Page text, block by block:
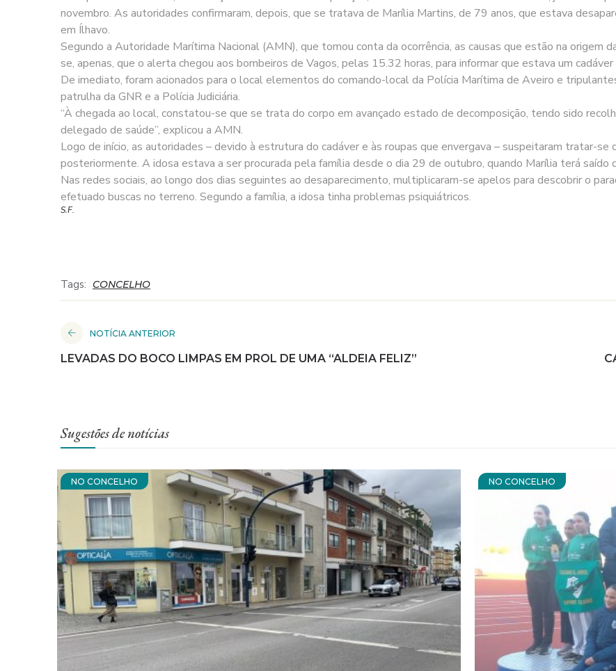
novembro. As autoridades confirmaram, depois, que se tratava de Marília Martins, de 79 anos, que estava
em Ílhavo.
Segundo a Autoridade Marítima Nacional (AMN), que tomou conta da ocorrência, as causas que estão na origem
se, apenas, que o alerta chegou aos bombeiros de Vagos, pelas 15.32 horas, para informar que estava um
De imediato, foram acionados para o local elementos do comando-local da Polícia Marítima de Aveiro e
patrulha da GNR e a Polícia Judiciária.
“À chegada ao local, constatou-se que se trata do corpo em avançado estado de decomposição, tendo sido
delegado de saúde”, explicou a AMN.
Logo de início, as autoridades – devido à estrutura do cadáver e às roupas que envergava – suspeitaram tratar-
posteriormente. A idosa estava a ser procurada pela família desde o dia 29 de outubro, quando Marília terá saído
Nas redes sociais, ao longo dos dias seguintes ao desaparecimento, multiplicaram-se apelos para descobrir o
efetuado buscas no terreno. Segundo a família, a idosa tinha problemas psiquiátricos.
S.F.
Tags: CONCELHO
NOTÍCIA ANTERIOR
LEVADAS DO BOCO LIMPAS EM PROL DE UMA “ALDEIA FELIZ”
Sugestões de notícias
NO CONCELHO NO CONCELHO